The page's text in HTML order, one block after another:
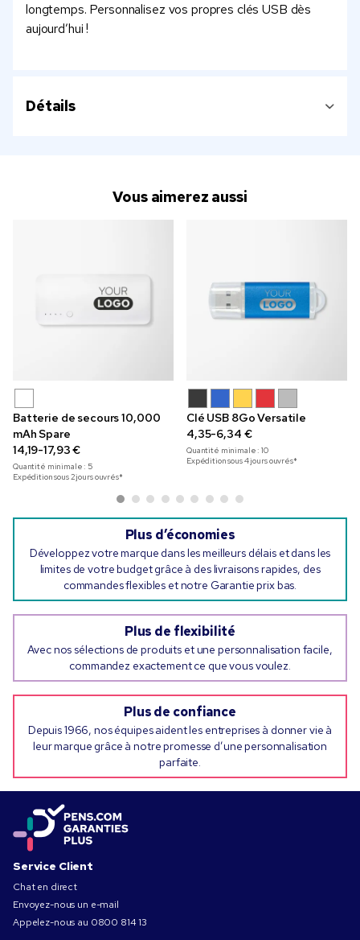
longtemps. Personnalisez vos propres clés USB dès
aujourd’hui !
Détails
Vous aimerez aussi
Batterie de secours 10,000
mAh Spare
14,19-17,93 €
Quantité minimale : 5
Expédition sous 2 jours ouvrés*
Clé USB 8Go Versatile
4,35-6,34 €
Quantité minimale :10
Expédition sous 4 jours ouvrés*
Plus d’économies
Développez votre marque dans les meilleurs délais et dans les
limites de votre budget grâce à des livraisons rapides, des
commandes flexibles et notre Garantie prix bas.
Plus de flexibilité
Avec nos sélections de produits et une personnalisation facile,
commandez exactement ce que vous voulez.
Plus de confiance
Depuis 1966, nos équipes aident les entreprises à donner vie à
leur marque grâce à notre promesse d’une personnalisation
parfaite.
Service Client
Chat en direct
Envoyez-nous un e-mail
Appelez-nous au 0800 814 13